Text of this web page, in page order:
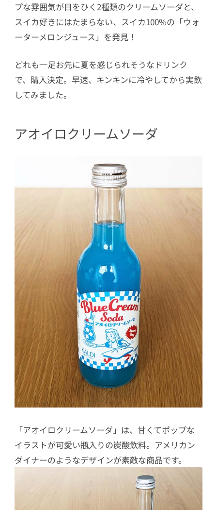
プな雰囲気が目をひく2種類のクリームソーダと、
スイカ好きにはたまらない、スイカ100%の「ウォ
ーターメロンジュース」を発見！
どれも一足お先に夏を感じられそうなドリンク
で、購入決定。早速、キンキンに冷やしてから実飲
してみました。
アオイロクリームソーダ
「アオイロクリームソーダ」は、甘くてポップな
イラストが可愛い瓶入りの炭酸飲料。アメリカン
ダイナーのようなデザインが素敵な商品です。